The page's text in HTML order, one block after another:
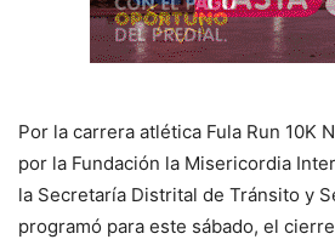
Por la carrera atlética Fula Run 10K
por la Fundación la Misericordia
la Secretaría Distrital de Tránsito y
programó para este sábado, el